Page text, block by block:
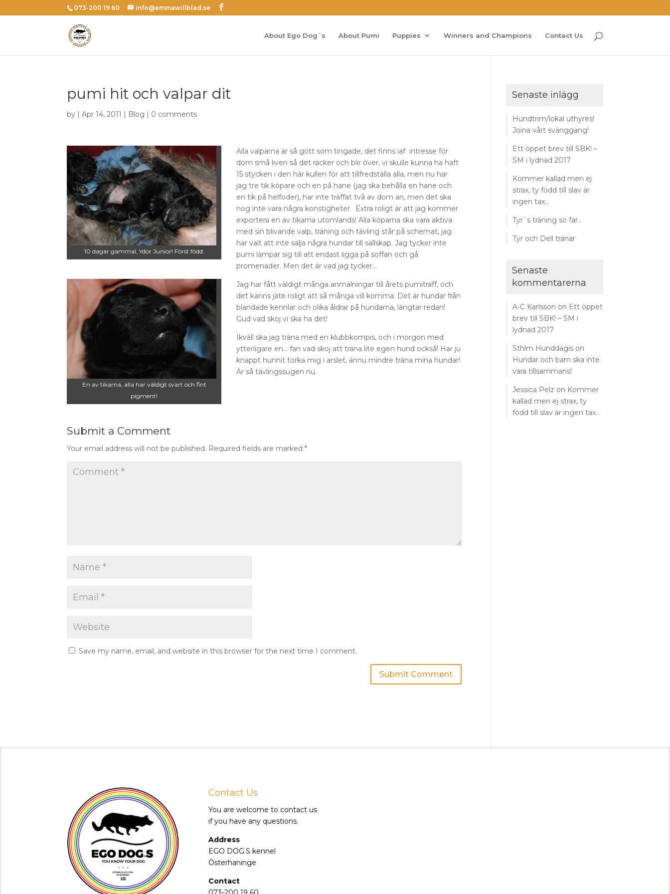
073-200 19 60 info@emmawillblad.se
About Ego Dog´s About Pumi Puppies Winners and Champions Contact Us
pumi hit och valpar dit
by | Apr 14, 2011 | Blog | 0 comments
10 dagar gammal, Ydor Junior! Först född.
Alla valparna är så gott som tingade, det finns iaf intresse för
dom små liven så det räcker och blir över, vi skulle kunna ha haft
15 stycken i den här kullen för att tillfredställa alla, men nu har
jag tre tik köpare och en på hane (jag ska behålla en hane och
en tik på helfoder), har inte träffat två av dom än, men det ska
nog inte vara några konstigheter. Extra roligt är att jag kommer
exportera en av tikarna utomlands! Alla köparna ska vara aktiva
med sin blivande valp, träning och tävling står på schemat, jag
har valt att inte sälja några hundar till sällskap. Jag tycker inte
pumi lämpar sig till att endast ligga på soffan och gå
promenader. Men det är vad jag tycker…
En av tikarna, alla har väldigt svart och fint
pigment!
Jag har fått väldigt många anmälningar till årets pumiträff, och
det känns jäte roligt att så många vill komma. Det är hundar från
blandade kennlar och olika åldrar på hundarna, längtar redan!
Gud vad skoj vi ska ha det!
Ikväll ska jag träna med en klubbkompis, och i morgon med
ytterligare en… fan vad skoj att träna lite egen hund också! Har ju
knappt hunnit torka mig i arslet, ännu mindre träna mina hundar!
Är så tävlingssugen nu.
Submit a Comment
Your email address will not be published. Required fields are marked*
Save my name, email, and website in this browser for the next time I comment.
Senaste inlägg
Hundtrim/lokal uthyres!
Joina vårt svänggäng!
Ett öppet brev till SBK! –
SM i lydnad 2017
Kommer kallad men ej
strax, ty född till slav är
ingen tax…
Tyr`s träning so far..
Tyr och Dell tränar
Senaste
kommentarerna
A-C Karlsson on Ett öppet
brev till SBK! – SM i
lydnad 2017
Sthlm Hunddagis on
Hundar och barn ska inte
vara tillsammans!
Jessica Pelz on Kommer
kallad men ej strax, ty
född till slav är ingen tax…
Contact Us
You are welcome to contact us
if you have any questions.
Address
EGO DOG.S kennel
Österhaninge
Contact